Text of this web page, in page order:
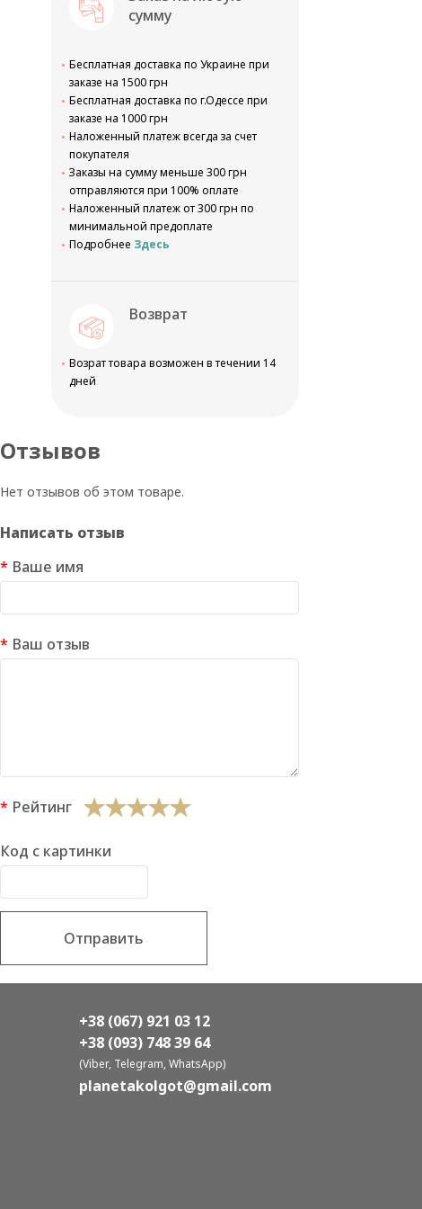
сумму
Бесплатная доставка по Украине при
заказе на 1500 грн
Бесплатная доставка по г.Одессе при
заказе на 1000 грн
Наложенный платеж всегда за счет
покупателя
Заказы на сумму меньше 300 грн
отправляются при 100% оплате
Наложенный платеж от 300 грн по
минимальной предоплате
Подробнее Здесь
Возврат
Возрат товара возможен в течении 14
дней
Отзывов
Нет отзывов об этом товаре.
Написать отзыв
Ваше имя
Ваш отзыв
Рейтинг
Код с картинки
Отправить
+38 (067) 921 03 12
+38 (093) 748 39 64
(Viber, Telegram, WhatsApp)
planetakolgot@gmail.com